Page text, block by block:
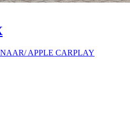
APPLE CARPLAY